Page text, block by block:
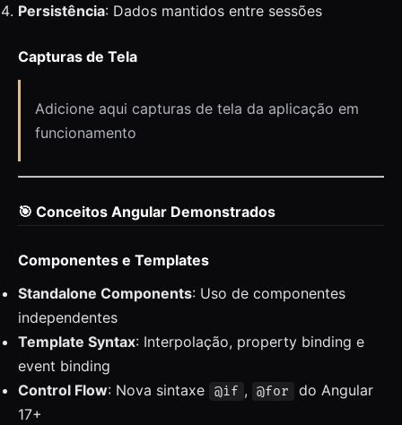
Persistência: Dados mantidos entre sessões
Capturas de Tela
Adicione aqui capturas de tela da aplicação em
funcionamento
🎯 Conceitos Angular Demonstrados
Componentes e Templates
Standalone Components: Uso de componentes
independentes
Template Syntax: Interpolação, property binding e
event binding
Control Flow: Nova sintaxe @if , @for
do Angular
17+